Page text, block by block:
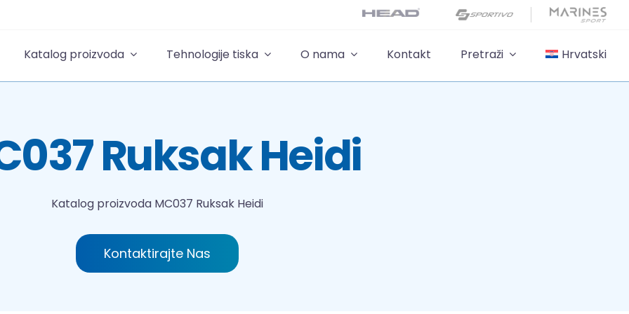
Katalog proizvoda Tehnologije tiska O nama Kontakt Pretraži Hrvatski
Ruksak Heidi
Katalog proizvoda MC037 Ruksak Heidi
Kontaktirajte Nas